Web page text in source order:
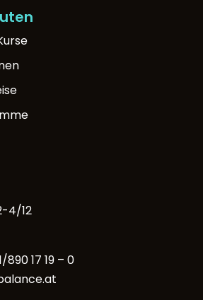
4/12
890 17 19 – 0